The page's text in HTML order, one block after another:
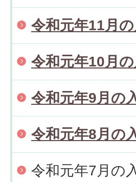
令和元年11月
令和元年10月
令和元年9月の
令和元年8月の
令和元年7月の